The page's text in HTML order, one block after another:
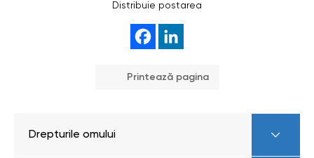
Distribuie postarea
Printează pagina
Drepturile omului